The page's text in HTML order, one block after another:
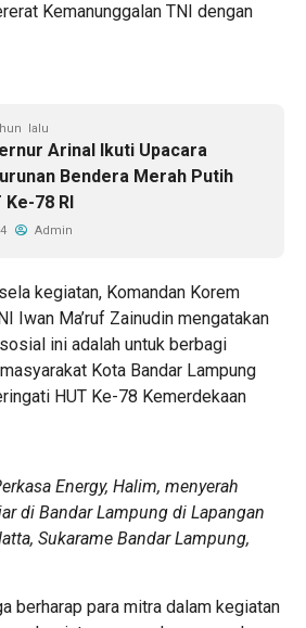
Kemanunggalan TNI dengan
lalu
Arinal Ikuti Upacara
Bendera Merah Putih
Ke-78 RI
Admin
kegiatan, Komandan Korem
Iwan Ma’ruf Zainudin mengatakan
ini adalah untuk berbagi
Kota Bandar Lampung
HUT Ke-78 Kemerdekaan
Energy, Halim, menyerah
di Bandar Lampung di Lapangan
Sukarame Bandar Lampung,
berharap para mitra dalam kegiatan